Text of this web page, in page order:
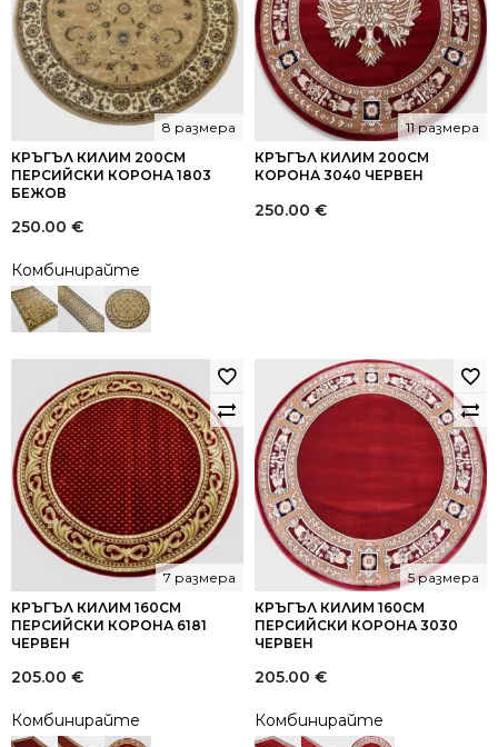
КРЪГЪЛ КИЛИМ 200СМ
ПЕРСИЙСКИ КОРОНА 1803
БЕЖОВ
8 размера
250.00 €
Комбинирайте
КРЪГЪЛ КИЛИМ 200СМ
КОРОНА 3040 ЧЕРВЕН
11 размера
250.00 €
КРЪГЪЛ КИЛИМ 160СМ
ПЕРСИЙСКИ КОРОНА 6181
ЧЕРВЕН
7 размера
205.00 €
Комбинирайте
КРЪГЪЛ КИЛИМ 160СМ
ПЕРСИЙСКИ КОРОНА 3030
ЧЕРВЕН
5 размера
205.00 €
Комбинирайте